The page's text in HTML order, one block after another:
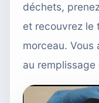
déchets,
et recouvrez le
morceau. Vous
au